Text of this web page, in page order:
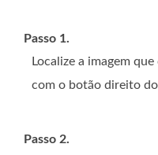
Passo 1.
Localize a imagem
com o botão direito
Passo 2.